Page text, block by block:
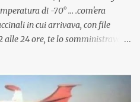
di -70° ... .com'era
in cui arrivava, con file
24 ore, te lo somministravano
era "spettacolare Ghiacciato, ma
Ambiente"! Riproponiamo